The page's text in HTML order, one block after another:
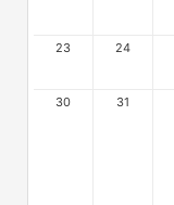
23 24
30 31